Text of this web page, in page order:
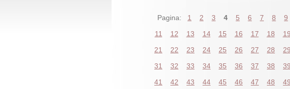
Pagina: 1 2 3 4 5 6 7 8 9
11
12 13 14 15 16 17 18 19
21
22 23 24 25 26 27 28 29
31
32 33 34 35 36 37 38 39
41
42 43 44 45 46 47 48 49